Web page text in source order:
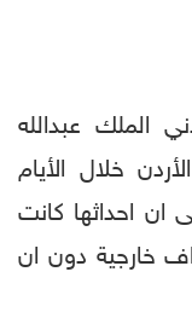
الملك عبدالله
خلال الأيام
ان احداثها كانت
خارجية دون ان